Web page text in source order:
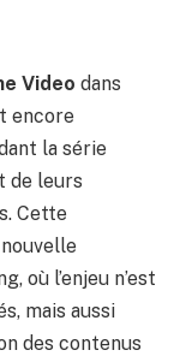
Video dans
encore
la série
de leurs
Cette
où l’enjeu n’est
mais aussi
des contenus